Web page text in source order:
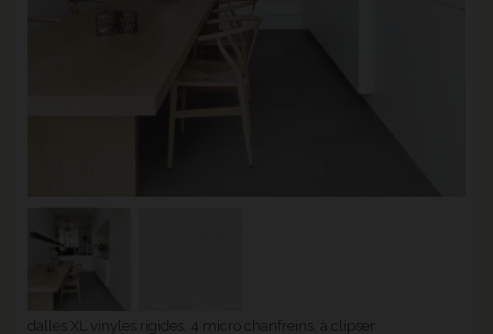
dalles XL vinyles rigides, 4 micro chanfreins, à clipser